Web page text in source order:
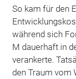
So kam für den
während sich
M dauerhaft in
verankerte.
den Traum vom